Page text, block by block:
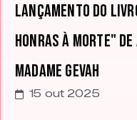
Lançamento do
honras à morte"
Madame Gevah
15 out 2025